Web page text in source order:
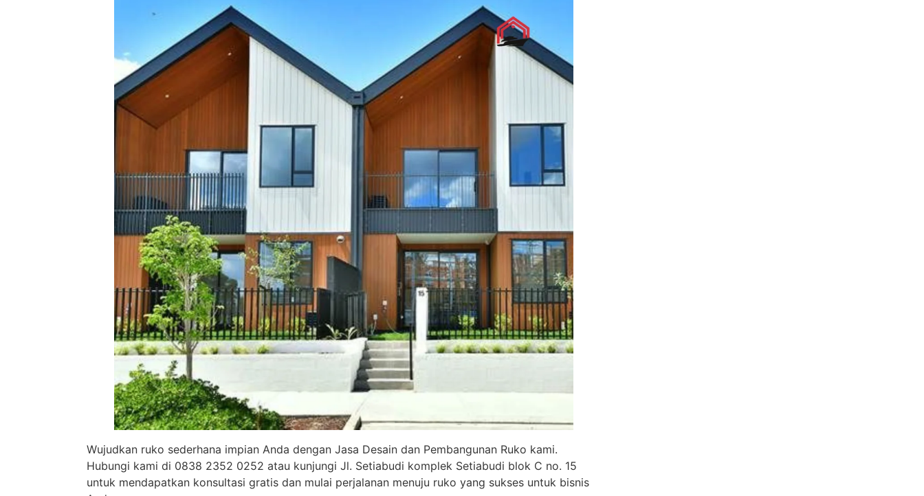
Wujudkan ruko sederhana impian Anda dengan Jasa Desain dan Pembangunan Ruko kami.
Hubungi kami di 0838 2352 0252 atau kunjungi Jl. Setiabudi komplek Setiabudi blok C no. 15
untuk mendapatkan konsultasi gratis dan mulai perjalanan menuju ruko yang sukses untuk bisnis